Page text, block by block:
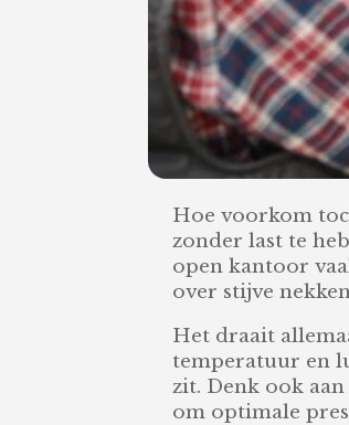
Hoe voorkom
zonder last te
open kantoor
over stijve
Het draait
temperatuur en
zit. Denk ook
om optimale